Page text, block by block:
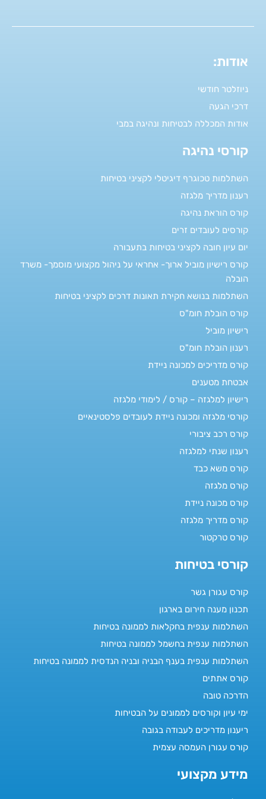
אודות:
ניוזלטר חודשי
דרכי הגעה
אודות המכללה לבטיחות ונהיגה במבי
קורסי נהיגה
השתלמות טכוגרף דיגיטלי לקציני בטיחות
רענון מדריך מלגזה
קורס הוראת נהיגה
קורסים לעובדים זרים
יום עיון חובה לקציני בטיחות בתעבורה
קורס רישיון מוביל ארוך- אחראי על ניהול מקצועי מוסמך- משרד
הובלה
השתלמות בנושא חקירת תאונות דרכים לקציני בטיחות
קורס הובלת חומ"ס
רישיון מוביל
רענון הובלת חומ"ס
קורס מדריכים למכונה ניידת
אבטחת מטענים
רישיון למלגזה – קורס / לימודי מלגזה
קורסי מלגזה ומכונה ניידת לעובדים פלסטינאיים
קורס רכב ציבורי
רענון שנתי למלגזה
קורס משא כבד
קורס מלגזה
קורס מכונה ניידת
קורס מדריך מלגזה
קורס טרקטור
קורסי בטיחות
קורס עגורן גשר
תכנון מענה חירום בארגון
השתלמות ענפית בחקלאות לממונה בטיחות
השתלמות ענפית בחשמל לממונה בטיחות
השתלמות ענפית בענף הבניה ובניה הנדסית לממונה בטיחות
קורס אתתים
הדרכה טובה
ימי עיון וקורסים לממונים על הבטיחות
ריענון מדריכים לעבודה בגובה
קורס עגורן העמסה עצמית
מידע מקצועי